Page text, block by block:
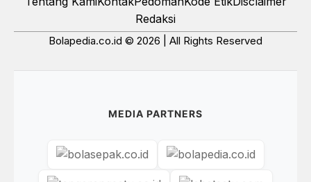
Redaksi
Bolapedia.co.id © 2026 | All Rights Reserved
MEDIA PARTNERS